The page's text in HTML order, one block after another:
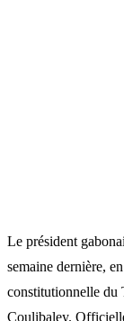
Le président
semaine dernière,
constitutionnelle du
Coulibaley.